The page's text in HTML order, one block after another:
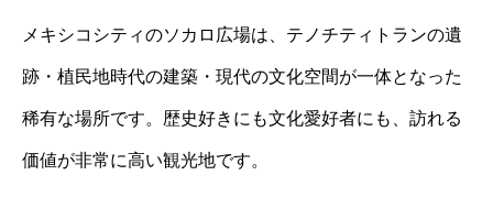
メキシコシティのソカロ広場は、テノチティトランの遺
跡・植民地時代の建築・現代の文化空間が一体となった
稀有な場所です。歴史好きにも文化愛好者にも、訪れる
価値が非常に高い観光地です。